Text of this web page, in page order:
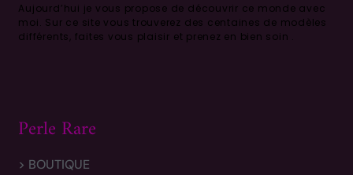
Aujourd’hui je vous propose de découvrir ce monde avec
moi. Sur ce site vous trouverez des centaines de modèles
différents, faites vous plaisir et prenez en bien soin .
Perle Rare
> BOUTIQUE